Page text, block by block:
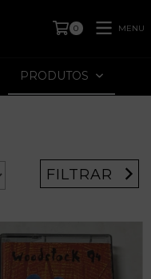
0 MENU
PRODUTOS
FILTRAR